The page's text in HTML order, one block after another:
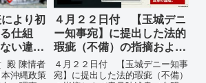
により初
仕組
い違法
用の停
殿 陳情者
沖縄政策
４月２２日付 【玉城デニ
ー知事宛】に提出した法的
瑕疵（不備）の指摘および
意見陳述書（弁明書）提出
の留保の通告
４月２２日付 【玉城デニー知事
宛】に提出した法的瑕疵（不備）